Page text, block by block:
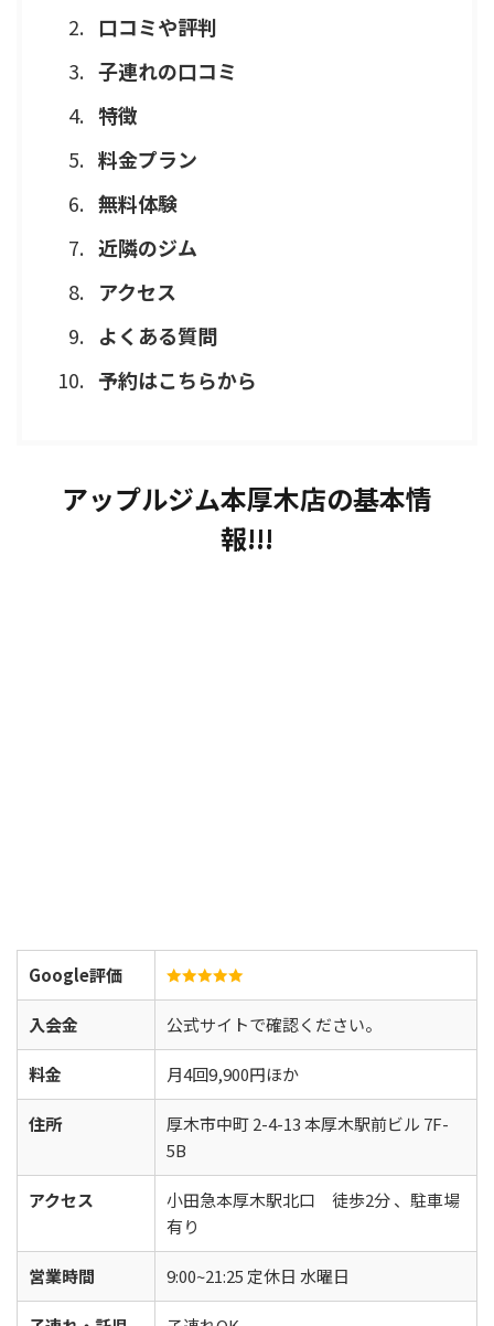
口コミや評判
子連れの口コミ
特徴
料金プラン
無料体験
近隣のジム
アクセス
よくある質問
予約はこちらから
アップルジム本厚木店の基本情
報!!!
Google評価
入会金 公式サイトで確認ください。
料金 月4回9,900円ほか
住所
厚木市中町 2-4-13 本厚木駅前ビル 7F-
5B
アクセス
小田急本厚木駅北口 徒歩2分 、駐車場
有り
営業時間 9:00~21:25 定休日 水曜日